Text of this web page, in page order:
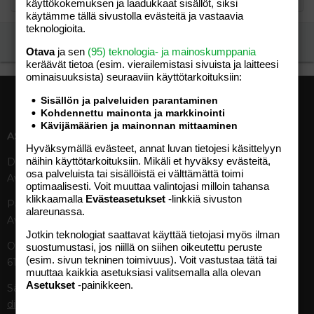
ASIAKASPALVELU
Digipalvelut (09) 156 6227
Avoinna ma–pe 8–19
Painettu lehti (09) 156 665
Avoinna ma–pe 8–19
Otavamedian vaihde (09) 156
61
Sähköposti (digi)
digi@otavamedia.fi
Tekniset tiedot, aikataulut ja
ilmoitushinnat
Tietoa verkon kävijöistä
Käyttöehdot
TUOTTEET
käyttökokemuksen ja laadukkaat sisällöt, siksi
käytämme tällä sivustolla evästeitä ja vastaavia
teknologioita.
Otavaja sen (95) teknologia- ja mainoskumppania
keräävät tietoa (esim. vierailemis­tasi sivuista ja laitteesi
ominaisuuk­sista) seuraaviin käyttötarkoituksiin:
Sisällön ja palveluiden parantaminen
Kohdennettu mainonta ja markkinointi
Kävijämäärien ja mainonnan mittaaminen
Hyväksymällä evästeet, annat luvan tietojesi käsittelyyn
näihin käyttötarkoituksiin. Mikäli et hyväksy evästeitä,
osa palveluista tai sisällöistä ei välttämättä toimi
optimaalisesti. Voit muuttaa valintojasi milloin tahansa
klikkaamalla Evästeasetukset -linkkiä sivuston
alareunassa.
Jotkin teknologiat saattavat käyttää tietojasi myös ilman
suostumustasi, jos niillä on siihen oikeutettu peruste
(esim. sivun tekninen toimivuus). Voit vastustaa tätä tai
muuttaa kaikkia asetuksiasi valitsemalla alla olevan
Asetukset -painikkeen.